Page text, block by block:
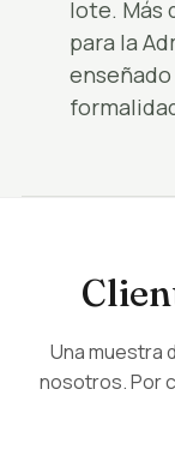
lote. Más
para la
Una muestra
nosotros. Por